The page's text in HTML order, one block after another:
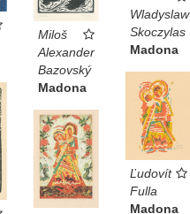
Miloš
Alexander
Bazovský
Madona
Wladyslaw
Skoczylas
Madona
Ľudovít
Fulla
Madona